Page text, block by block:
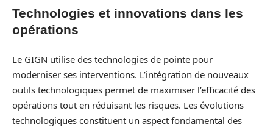
Technologies et innovations dans les
opérations
Le GIGN utilise des technologies de pointe pour
moderniser ses interventions. L’intégration de nouveaux
outils technologiques permet de maximiser l’efficacité des
opérations tout en réduisant les risques. Les évolutions
technologiques constituent un aspect fondamental des